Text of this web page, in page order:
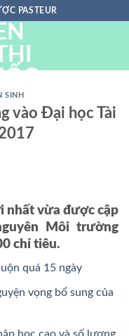
PASTEUR
SINH
vào Đại học Tài
nhất vừa được cập
Môi trường
chỉ tiêu.
quá 15 ngày
vọng bổ sung của